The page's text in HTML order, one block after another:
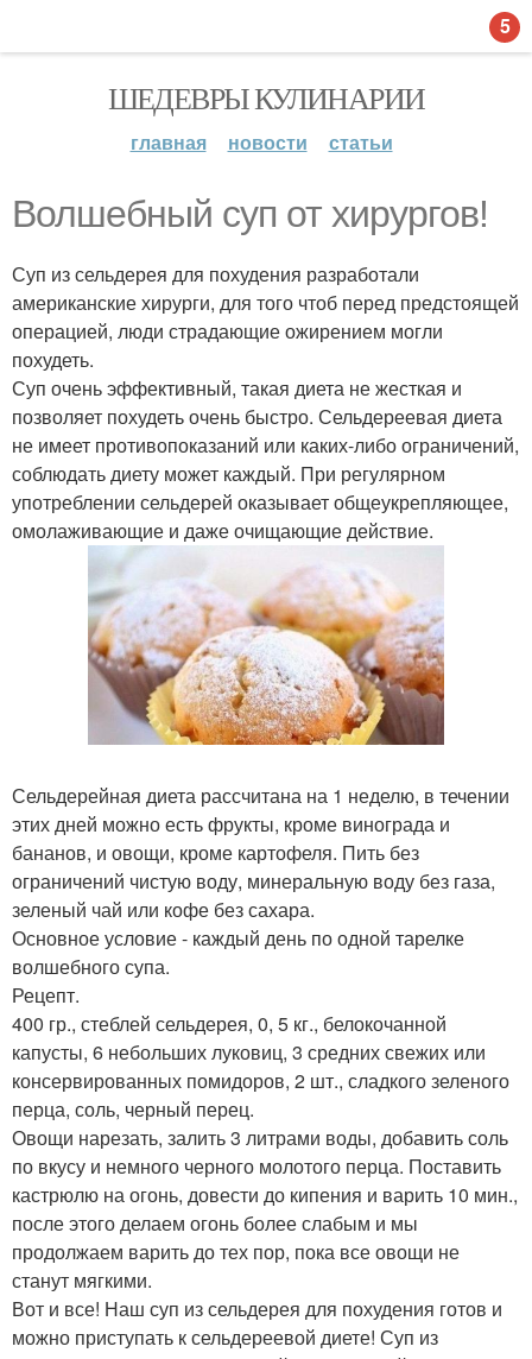
ШЕДЕВРЫ КУЛИНАРИИ
главная новости статьи
Волшебный суп от хирургов!
Суп из сельдерея для похудения разработали
американские хирурги, для того чтоб перед предстоящей
операцией, люди страдающие ожирением могли
похудеть.
Суп очень эффективный, такая диета не жесткая и
позволяет похудеть очень быстро. Сельдереевая диета
не имеет противопоказаний или каких-либо ограничений,
соблюдать диету может каждый. При регулярном
употреблении сельдерей оказывает общеукрепляющее,
омолаживающие и даже очищающие действие.
Сельдерейная диета рассчитана на 1 неделю, в течении
этих дней можно есть фрукты, кроме винограда и
бананов, и овощи, кроме картофеля. Пить без
ограничений чистую воду, минеральную воду без газа,
зеленый чай или кофе без сахара.
Основное условие - каждый день по одной тарелке
волшебного супа.
Рецепт.
400 гр., стеблей сельдерея, 0, 5 кг., белокочанной
капусты, 6 небольших луковиц, 3 средних свежих или
консервированных помидоров, 2 шт., сладкого зеленого
перца, соль, черный перец.
Овощи нарезать, залить 3 литрами воды, добавить соль
по вкусу и немного черного молотого перца. Поставить
кастрюлю на огонь, довести до кипения и варить 10 мин.,
после этого делаем огонь более слабым и мы
продолжаем варить до тех пор, пока все овощи не
станут мягкими.
Вот и все! Наш суп из сельдерея для похудения готов и
можно приступать к сельдереевой диете! Суп из
5